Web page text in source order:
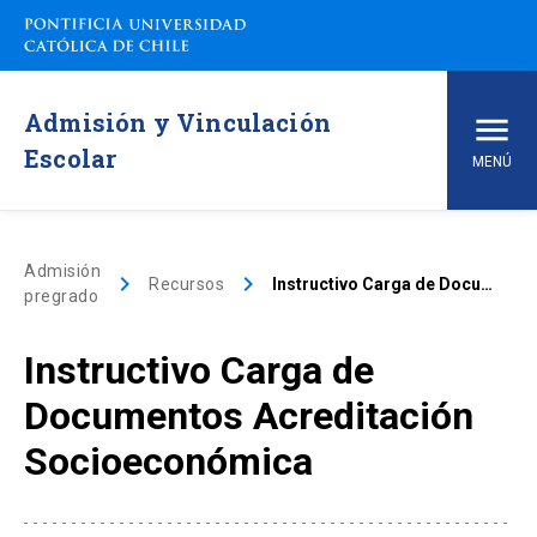
Admisión y Vinculación
Escolar
MENÚ
Carreras de pregrado
Vías de Admisión
arrow_drop_down
Admisión
pregrado
keyboard_arrow_right Recursos keyboard_arrow_right Instructivo Carga de Documentos Acreditación Socioeconómica
Instructivo Carga de
Documentos Acreditación
Socioeconómica